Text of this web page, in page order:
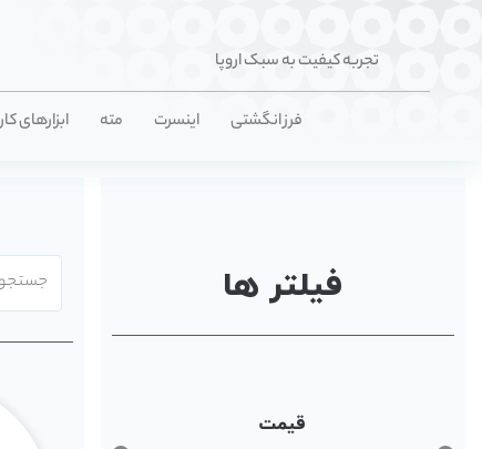
تجربه کیفیت به سبک اروپا
فرز انگشتی اینسرت مته ابزارهای
فیلتر ها
قیمت